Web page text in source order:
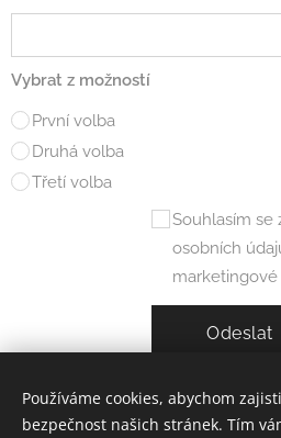
Vybrat z možností
První volba
Druhá volba
Třetí volba
Souhlasím se
osobních
Odeslat
Používáme cookies, abychom
bezpečnost našich stránek. Tím